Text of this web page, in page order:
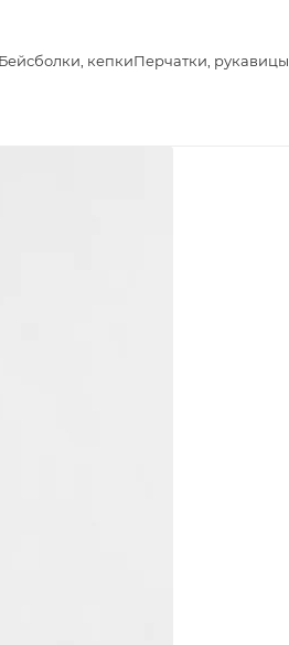
кепкиПерчатки, рукавицы